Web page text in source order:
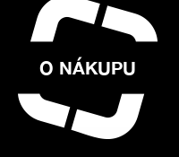
O NÁKUPU